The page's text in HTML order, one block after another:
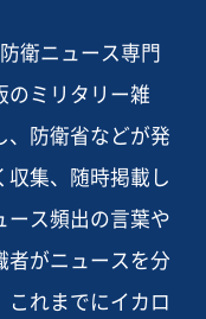
衛ニュース専門
のミリタリー雑
、防衛省などが発
集、随時掲載し
ース頻出の言葉や
者がニュースを分
れまでにイカロ